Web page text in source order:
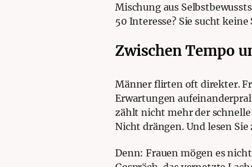
Mischung aus
50 Interesse? Sie sucht
Zwischen Tempo
Männer flirten oft direkter.
Erwartungen
zählt nicht mehr der schnelle
Nicht drängen. Und lesen
Denn: Frauen mögen es